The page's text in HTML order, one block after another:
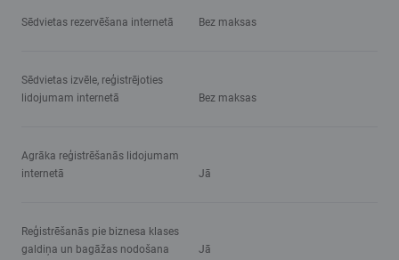
Sēdvietas rezervēšana internetā Bez maksas
Sēdvietas izvēle, reģistrējoties
lidojumam internetā
Bez maksas
Agrāka reģistrēšanās lidojumam
internetā
Jā
Reģistrēšanās pie biznesa klases
galdiņa un bagāžas nodošana
Jā